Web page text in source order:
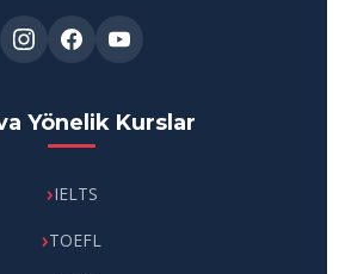
Yönelik Kurslar
IELTS
TOEFL